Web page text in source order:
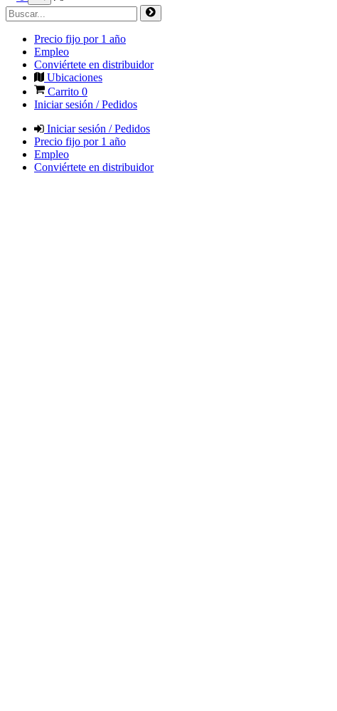
Precio fijo por 1 año
Empleo
Conviértete en distribuidor
Ubicaciones
Carrito 0
Iniciar sesión / Pedidos
Iniciar sesión / Pedidos
Precio fijo por 1 año
Empleo
Conviértete en distribuidor